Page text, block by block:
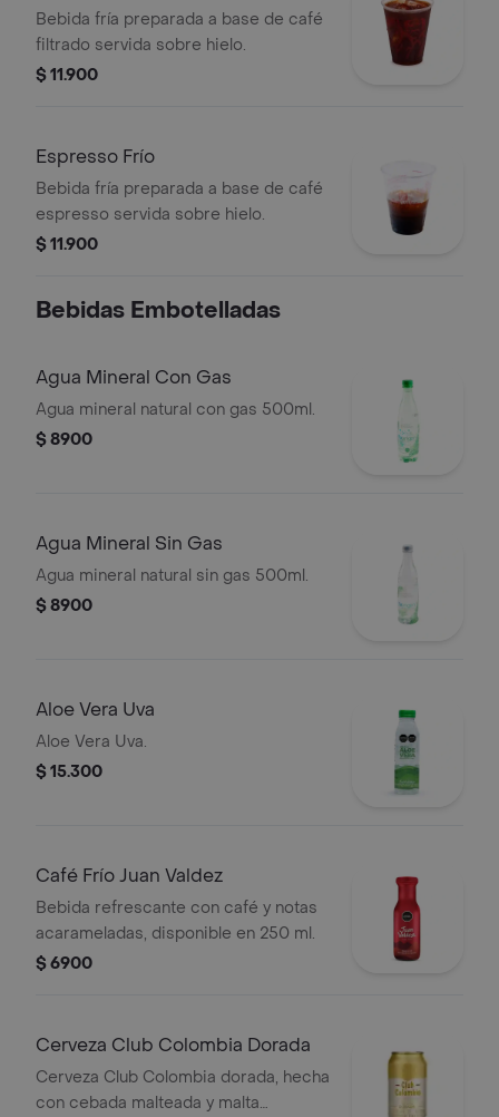
Bebida fría preparada a base de café
filtrado servida sobre hielo.
$ 11.900
Espresso Frío
Bebida fría preparada a base de café
espresso servida sobre hielo.
$ 11.900
Bebidas Embotelladas
Agua Mineral Con Gas
Agua mineral natural con gas 500ml.
$ 8900
Agua Mineral Sin Gas
Agua mineral natural sin gas 500ml.
$ 8900
Aloe Vera Uva
Aloe Vera Uva.
$ 15.300
Café Frío Juan Valdez
Bebida refrescante con café y notas
acarameladas, disponible en 250 ml.
$ 6900
Cerveza Club Colombia Dorada
Cerveza Club Colombia dorada, hecha
con cebada malteada y malta